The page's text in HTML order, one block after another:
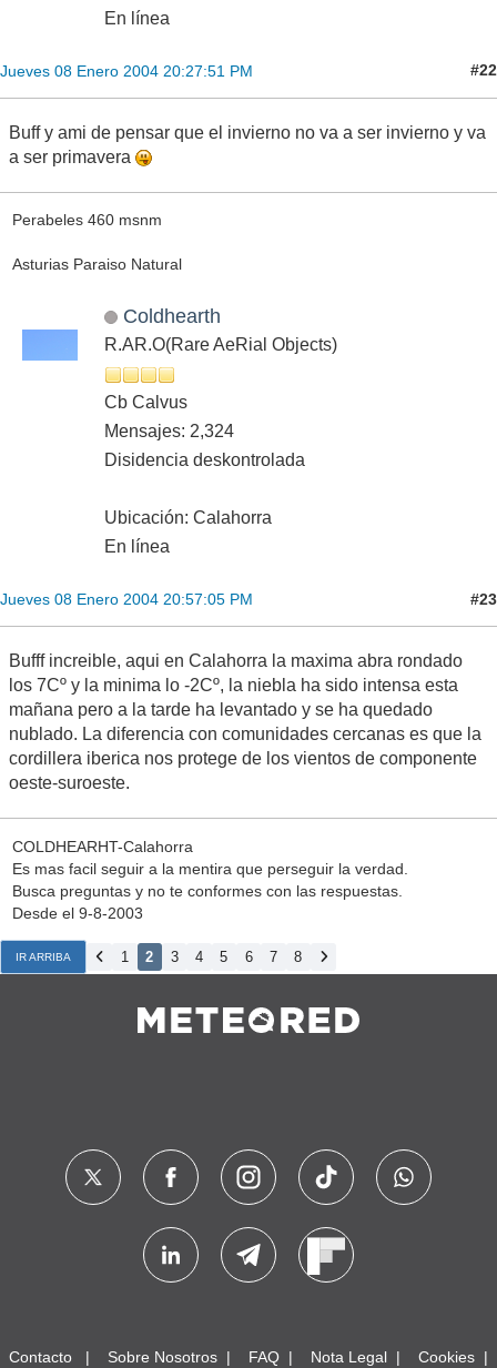
En línea
Jueves 08 Enero 2004 20:27:51 PM #22
Buff y ami de pensar que el invierno no va a ser invierno y va
a ser primavera
Perabeles 460 msnm
Asturias Paraiso Natural
Coldhearth
R.AR.O(Rare AeRial Objects)
Cb Calvus
Mensajes: 2,324
Disidencia deskontrolada
Ubicación: Calahorra
En línea
Jueves 08 Enero 2004 20:57:05 PM #23
Bufff increible, aqui en Calahorra la maxima abra rondado
los 7Cº y la minima lo -2Cº, la niebla ha sido intensa esta
mañana pero a la tarde ha levantado y se ha quedado
nublado. La diferencia con comunidades cercanas es que la
cordillera iberica nos protege de los vientos de componente
oeste-suroeste.
COLDHEARHT-Calahorra
Es mas facil seguir a la mentira que perseguir la verdad.
Busca preguntas y no te conformes con las respuestas.
Desde el 9-8-2003
IR ARRIBA 1 2 3 4 5 6 7 8
Contacto Sobre Nosotros FAQ Nota Legal Cookies